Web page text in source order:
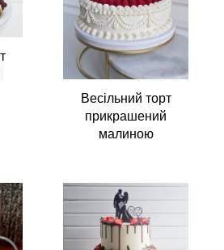
Весільний торт
прикрашений
малиною